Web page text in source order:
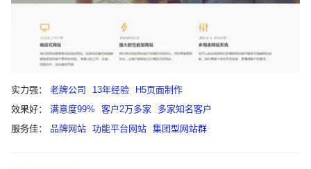
实力强： 老牌公司 13年经验
H5页面制作
效果好：
满意度99% 客户2万多家
多家知名客户
服务佳：
品牌网站 功能平台网站 集团型网站群